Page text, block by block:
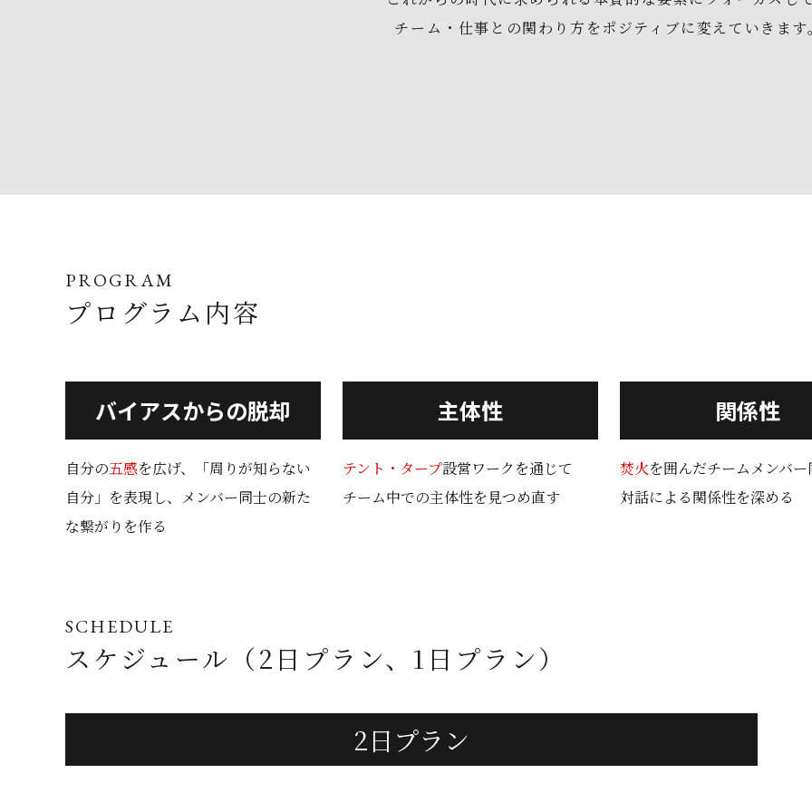
チーム・仕事との関わり方をポジティブに変えていきます
PROGRAM
プログラム内容
バイアスからの脱却
自分の五感を広げ、「周りが知らない
自分」を表現し、メンバー同士の新た
な繋がりを作る
主体性
テント・タープ設営ワークを通じて
チーム中での主体性を見つめ直す
関係性
焚火を囲んだチームメンバ
対話による関係性を深める
SCHEDULE
スケジュール （2日プラン、1日プラン）
2日プラン